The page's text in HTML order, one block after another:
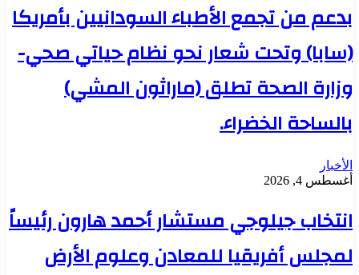
بدعم من تجمع الأطباء السودانيين بأمريكا
(سابا) وتحت شعار نحو نظام حياتي صحي-
وزارة الصحة تطلق (ماراثون المشي)
بالساحة الخضراء.
الأخبار
أغسطس 4, 2026
انتخاب جيلوجي مستشار أحمد هارون رئيساً
لمجلس أفريقيا للمعادن وعلوم الأرض